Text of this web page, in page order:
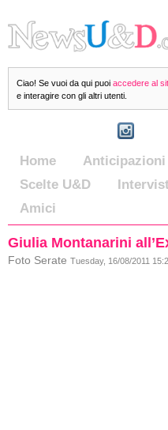
Ciao! Se vuoi da qui puoi accedere al
e interagire con gli altri utenti.
Home Anticipazioni
Scelte U&D
Amici
Giulia Montanarini
Foto Serate Tuesday, 16/08/2011